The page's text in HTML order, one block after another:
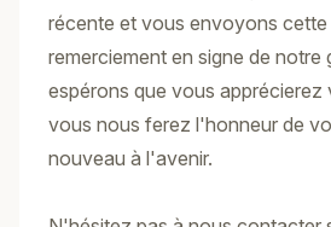
récente et vous envoyons cette
remerciement en signe de notre
espérons que vous apprécierez
vous nous ferez l'honneur de
nouveau à l'avenir.